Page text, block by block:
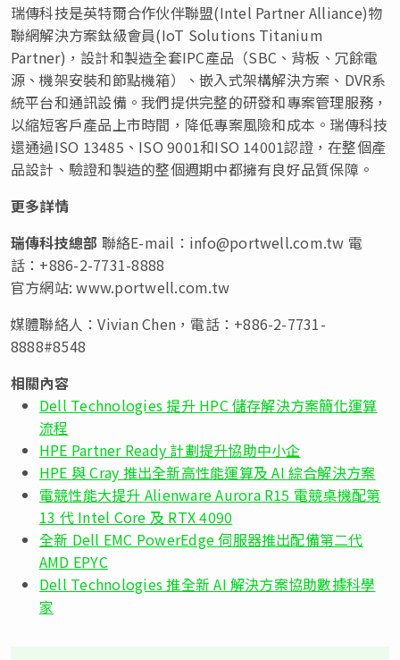
瑞傳科技是英特爾合作伙伴聯盟(Intel Partner Alliance)物
聯網解決方案鈦級會員(IoT Solutions Titanium
Partner)，設計和製造全套IPC產品（SBC、背板、冗餘電
源、機架安裝和節點機箱）、嵌入式架構解決方案、DVR系
統平台和通訊設備。我們提供完整的研發和專案管理服務，
以縮短客戶產品上市時間，降低專案風險和成本。瑞傳科技
還通過ISO 13485、ISO 9001和ISO 14001認證，在整個產
品設計、驗證和製造的整個週期中都擁有良好品質保障。
更多詳情
瑞傳科技總部 聯絡E-mail： info@portwell.com.tw 電
話：+886-2-7731-8888
官方網站: www.portwell.com.tw
媒體聯絡人：Vivian Chen，電話：+886-2-7731-
8888#8548
相關內容
Dell Technologies 提升 HPC 儲存解決方案簡化運算
流程
HPE Partner Ready 計劃提升協助中小企
HPE 與 Cray 推出全新高性能運算及 AI 綜合解決方案
電競性能大提升 Alienware Aurora R15 電競桌機配第
13 代 Intel Core 及 RTX 4090
全新 Dell EMC PowerEdge 伺服器推出配備第二代
AMD EPYC
Dell Technologies 推全新 AI 解決方案協助數據科學
家